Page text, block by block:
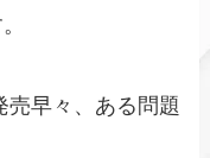
売早々、ある問題